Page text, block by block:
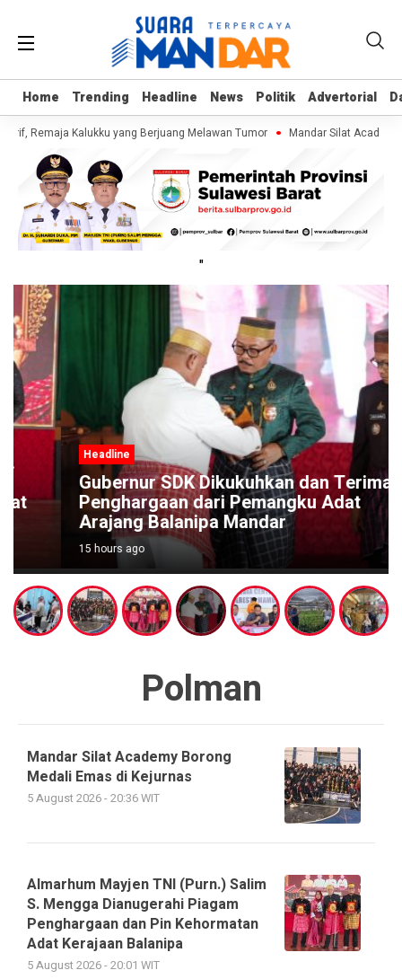
Home Trending Headline News Politik Advertorial
Home Trending Headline News Politik Advertorial
Remaja Kalukku yang Berjuang Melawan Tumor Mandar Silat Academy
"
Headline
Gubernur SDK Dikukuhkan dan Terima
Penghargaan dari Pemangku Adat
Arajang Balanipa Mandar
15 hours ago
Polman
Mandar Silat Academy Borong
Medali Emas di Kejurnas
5 August 2026 - 20:36 WIT
Almarhum Mayjen TNI (Purn.) Salim
S. Mengga Dianugerahi Piagam
Penghargaan dan Pin Kehormatan
Adat Kerajaan Balanipa
5 August 2026 - 20:01 WIT